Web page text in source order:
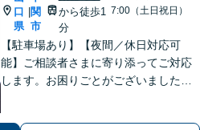
口
県
関
市
から徒歩1
分
7:00（土日祝日）
【駐車場あり】【夜間／休日対応可
能】ご相談者さまに寄り添ってご対応
します。お困りごとがございましたら